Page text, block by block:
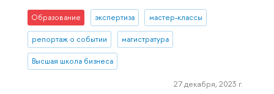
Образование экспертиза мастер-классы
репортаж о событии магистратура
Высшая школа бизнеса
27 декабря, 2023 г.